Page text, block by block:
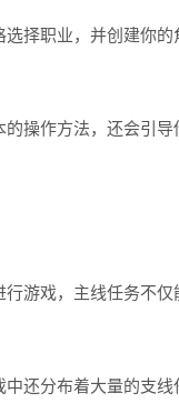
职业，并创建你的
作方法，还会引导
戏，主线任务不仅
分布着大量的支线